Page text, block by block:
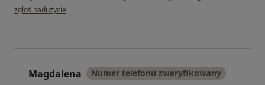
w opinii użytkownika Antoni
zgłoś nadużycie
Magdalena Numer telefonu zweryfikowany